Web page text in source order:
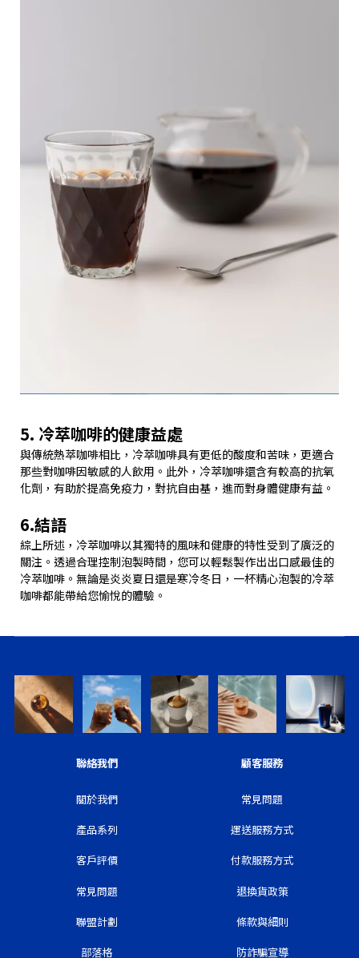
5. 冷萃咖啡的健康益處
與傳統熱萃咖啡相比，冷萃咖啡具有更低的酸度和苦味，更適合
那些對咖啡因敏感的人飲用。此外，冷萃咖啡還含有較高的抗氧
化劑，有助於提高免疫力，對抗自由基，進而對身體健康有益。
6.結語
綜上所述，冷萃咖啡以其獨特的風味和健康的特性受到了廣泛的
關注。透過合理控制泡製時間，您可以輕鬆製作出出口感最佳的
冷萃咖啡。無論是炎炎夏日還是寒冷冬日，一杯精心泡製的冷萃
咖啡都能帶給您愉悅的體驗。
聯絡我們
關於我們
產品系列
客戶評價
常見問題
聯盟計劃
部落格
顧客服務
常見問題
運送服務方式
付款服務方式
退換貨政策
條款與細則
防詐騙宣導